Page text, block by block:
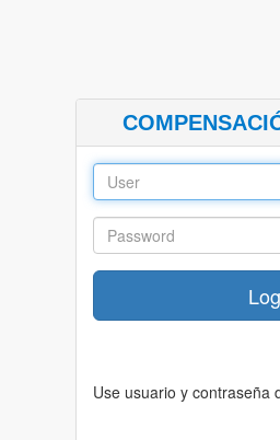
Use usuario y contraseña